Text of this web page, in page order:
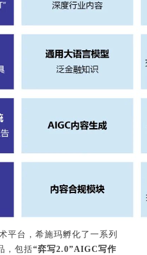
平台，希施玛孵化了一系列
，包括“弈写2.0”AIGC写作